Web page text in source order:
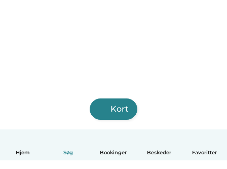
Hjem Søg Bookinger Beskeder Favoritter
Kort